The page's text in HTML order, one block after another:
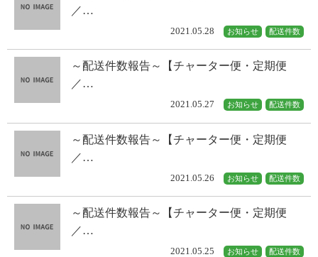
／…
2021.05.28 お知らせ 配送件数
～配送件数報告～【チャーター便・定期便
／…
2021.05.27 お知らせ 配送件数
～配送件数報告～【チャーター便・定期便
／…
2021.05.26 お知らせ 配送件数
～配送件数報告～【チャーター便・定期便
／…
2021.05.25 お知らせ 配送件数